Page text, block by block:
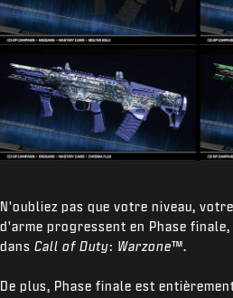
N'oubliez pas que votre niveau,
d'arme progressent en Phase
dans Call of Duty: Warzone™.
De plus, Phase finale est